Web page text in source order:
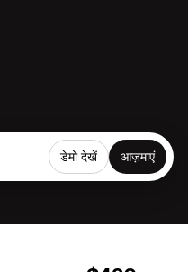
डेमो देखें आज़माएं